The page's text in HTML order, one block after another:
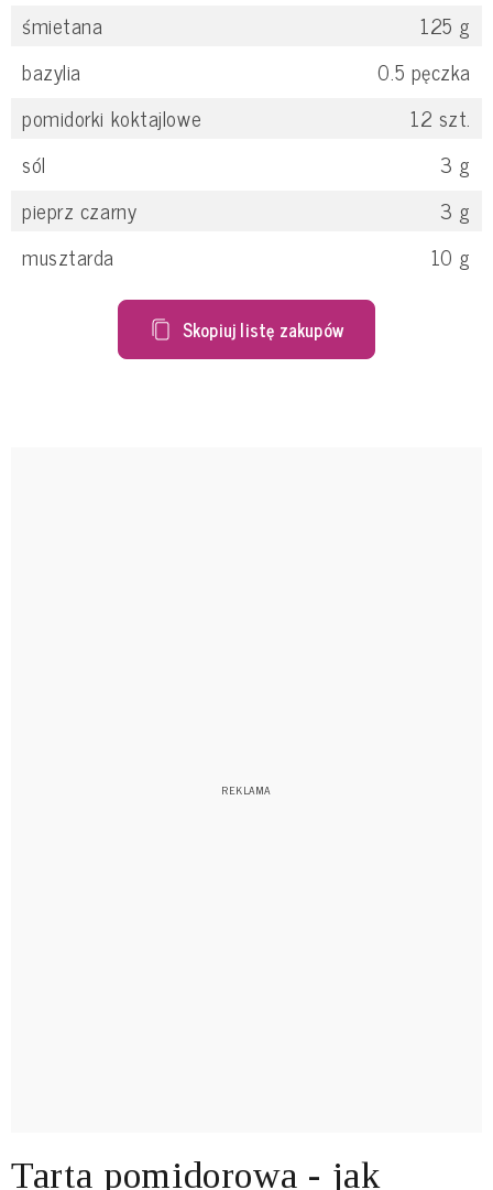
śmietana
125 g
bazylia
0.5 pęczka
pomidorki koktajlowe
12 szt.
sól
3 g
pieprz czarny
3 g
musztarda
10 g
Skopiuj listę zakupów
Tarta pomidorowa - jak